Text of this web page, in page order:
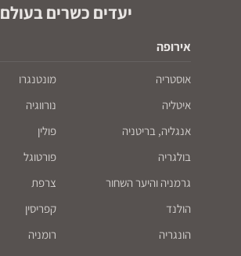
יעדים כשרים בעולם
אירופה
אוסטריה
איטליה
אנגליה, בריטניה
בולגריה
גרמניה והיער השחור
הולנד
הונגריה
מונטנגרו
נורווגיה
פולין
פורטוגל
צרפת
קפריסין
רומניה